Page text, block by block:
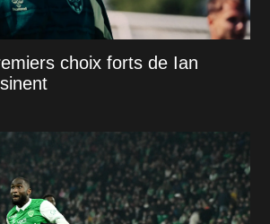
choix forts de Ian